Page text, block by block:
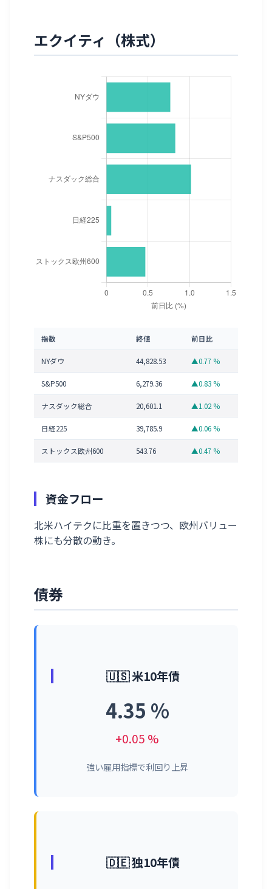
エクイティ（株式）
指数 終値 前日比
NYダウ 44,828.53 ▲0.77 %
S&P500 6,279.36 ▲0.83 %
ナスダック総合 20,601.1 ▲1.02 %
日経225 39,785.9 ▲0.06 %
ストックス欧州600 543.76 ▲0.47 %
資金フロー
北米ハイテクに比重を置きつつ、欧州バリュー
株にも分散の動き。
債券
🇺🇸 米10年債
4.35 %
+0.05 %
強い雇用指標で利回り上昇
🇩🇪 独10年債